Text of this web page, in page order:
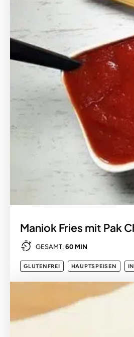
Maniok Fries mit Pak
GESAMT: 60 MIN
GLUTENFREI HAUPTSPEISEN